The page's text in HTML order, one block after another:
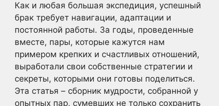
Как и любая большая экспедиция, успешный
брак требует навигации, адаптации и
постоянной работы. За годы, проведенные
вместе, пары, которые кажутся нам
примером крепких и счастливых отношений,
выработали свои собственные стратегии и
секреты, которыми они готовы поделиться.
Эта статья – сборник мудрости, собранной у
опытных пар, сумевших не только сохранить